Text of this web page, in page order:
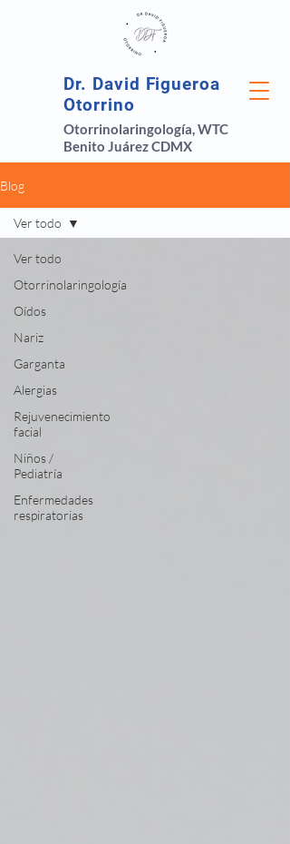
Dr. David Figueroa
Otorrino
Otorrinolaringología, WTC
Benito Juárez CDMX
Blog
Ver todo
Otorrinolaringología
Oídos
Nariz
Garganta
Alergias
Rejuvenecimiento
facial
Niños /
Pediatría
Enfermedades
respiratorias
Ver todo